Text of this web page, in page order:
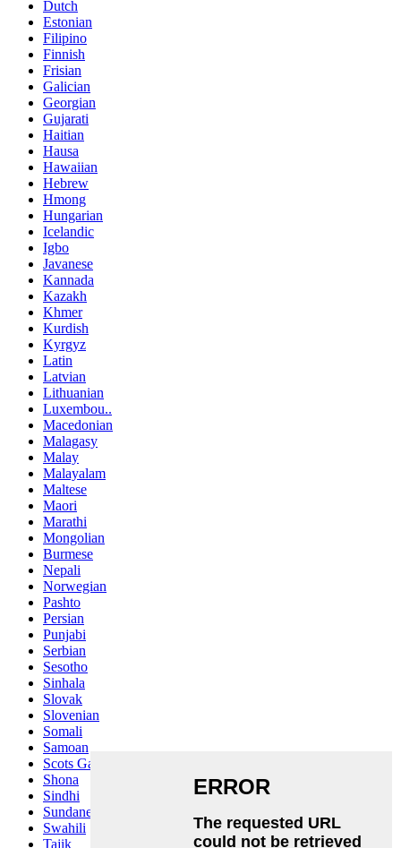
Dutch
Estonian
Filipino
Finnish
Frisian
Galician
Georgian
Gujarati
Haitian
Hausa
Hawaiian
Hebrew
Hmong
Hungarian
Icelandic
Igbo
Javanese
Kannada
Kazakh
Khmer
Kurdish
Kyrgyz
Latin
Latvian
Lithuanian
Luxembou..
Macedonian
Malagasy
Malay
Malayalam
Maltese
Maori
Marathi
Mongolian
Burmese
Nepali
Norwegian
Pashto
Persian
Punjabi
Serbian
Sesotho
Sinhala
Slovak
Slovenian
Somali
Samoan
Scots Gaelic
Shona
Sindhi
Sundanese
Swahili
Tajik